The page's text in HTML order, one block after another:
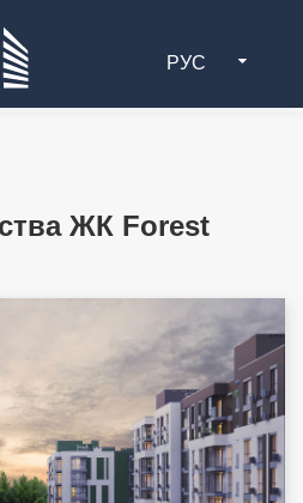
РУС
ЖК Forest